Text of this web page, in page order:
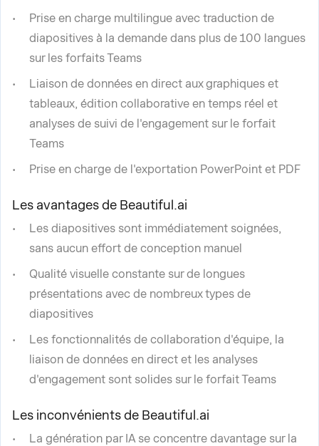
Prise en charge multilingue avec traduction de
diapositives à la demande dans plus de 100 langues
sur les forfaits Teams
Liaison de données en direct aux graphiques et
tableaux, édition collaborative en temps réel et
analyses de suivi de l'engagement sur le forfait
Teams
Prise en charge de l'exportation PowerPoint et PDF
Les avantages de Beautiful.ai
Les diapositives sont immédiatement soignées,
sans aucun effort de conception manuel
Qualité visuelle constante sur de longues
présentations avec de nombreux types de
diapositives
Les fonctionnalités de collaboration d'équipe, la
liaison de données en direct et les analyses
d'engagement sont solides sur le forfait Teams
Les inconvénients de Beautiful.ai
La génération par IA se concentre davantage sur la